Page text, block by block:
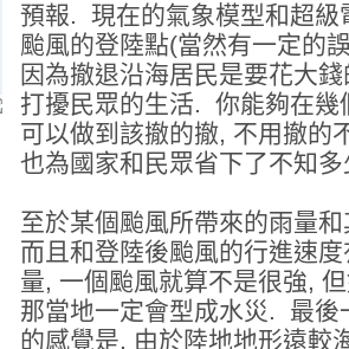
預報. 現在的氣象模型和超級
颱風的登陸點(當然有一定的
因為撤退沿海居民是要花大
打擾民眾的生活. 你能夠在幾
可以做到該撤的撤, 不用撤的
也為國家和民眾省下了不知多
至於某個颱風所帶來的雨量
而且和登陸後颱風的行進速
量, 一個颱風就算不是很強,
那當地一定會型成水災. 最
的感覺是, 由於陸地地形遠較